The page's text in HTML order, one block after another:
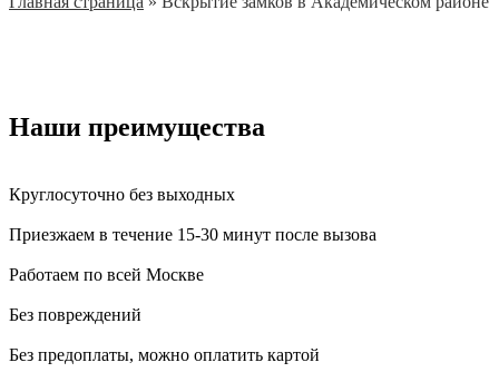
Наши преимущества
Круглосуточно без выходных
Приезжаем в течение 15-30 минут после вызова
Работаем по всей Москве
Без повреждений
Без предоплаты, можно оплатить картой